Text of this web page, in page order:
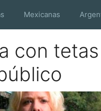
Mexicanas
con